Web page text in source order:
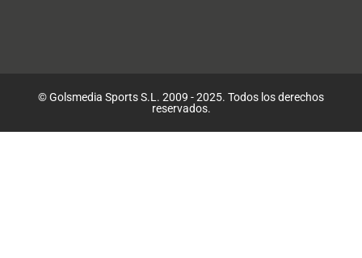
© Golsmedia Sports S.L. 2009 - 2025. Todos los derechos
reservados.